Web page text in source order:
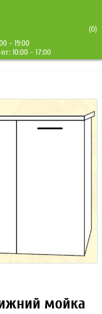
- 19:00
10:00 - 17:00
(0)
мойка